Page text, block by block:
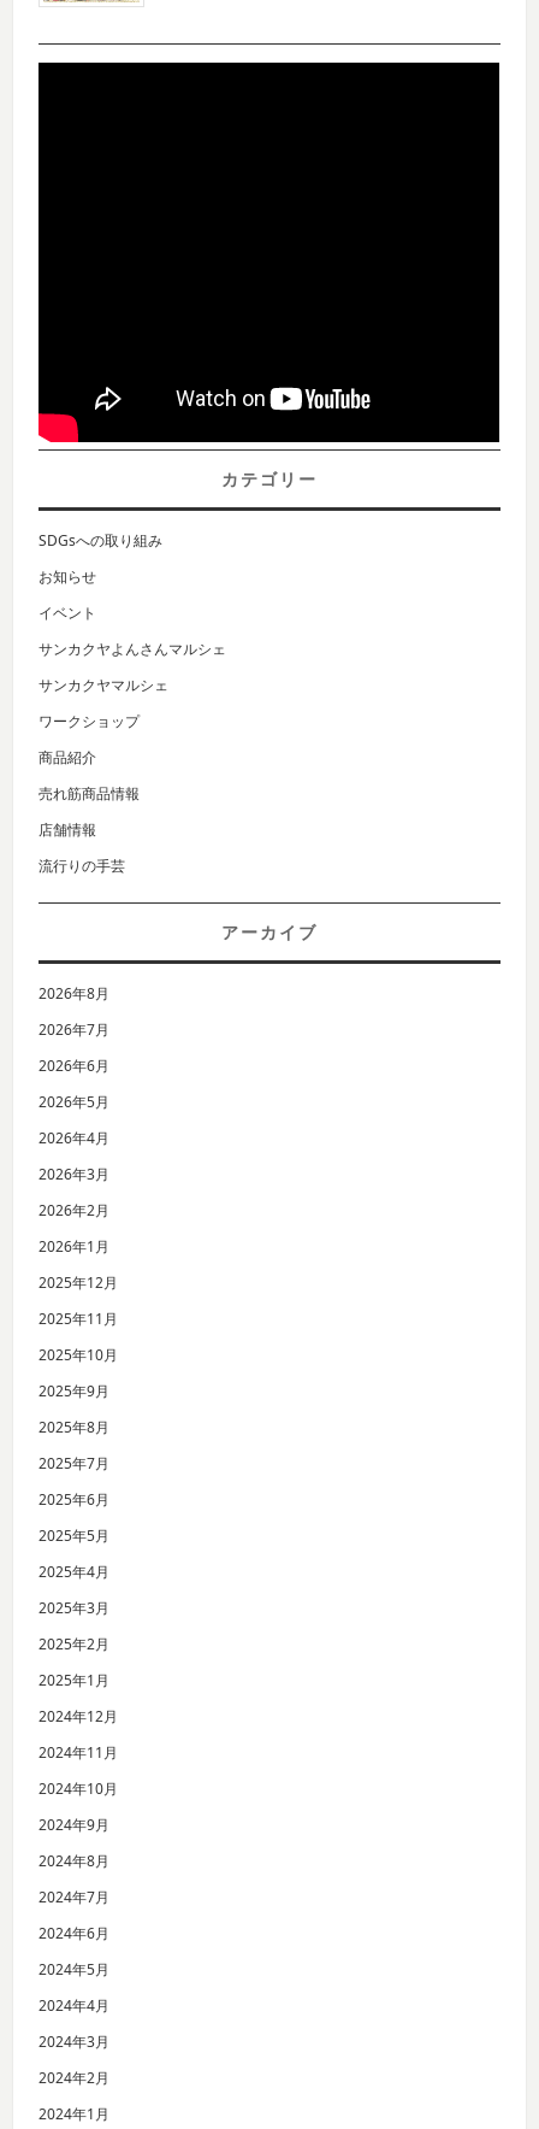
カテゴリー
SDGsへの取り組み
お知らせ
イベント
サンカクヤよんさんマルシェ
サンカクヤマルシェ
ワークショップ
商品紹介
売れ筋商品情報
店舗情報
流行りの手芸
アーカイブ
2026年8月
2026年7月
2026年6月
2026年5月
2026年4月
2026年3月
2026年2月
2026年1月
2025年12月
2025年11月
2025年10月
2025年9月
2025年8月
2025年7月
2025年6月
2025年5月
2025年4月
2025年3月
2025年2月
2025年1月
2024年12月
2024年11月
2024年10月
2024年9月
2024年8月
2024年7月
2024年6月
2024年5月
2024年4月
2024年3月
2024年2月
2024年1月